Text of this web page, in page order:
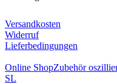
Versandkosten
Widerruf
Lieferbedingungen
Online ShopZubehör
SL